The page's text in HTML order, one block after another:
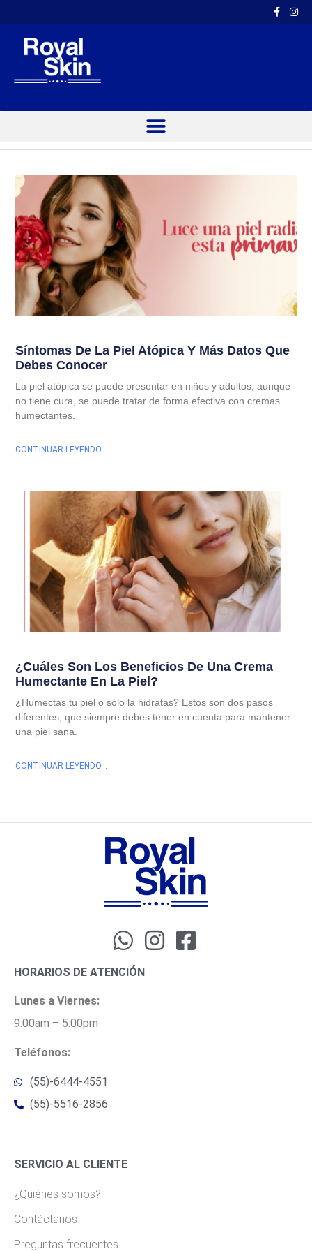
Síntomas De La Piel Atópica Y Más Datos Que
Debes Conocer
La piel atópica se puede presentar en niños y adultos, aunque
no tiene cura, se puede tratar de forma efectiva con cremas
humectantes.
CONTINUAR LEYENDO...
¿Cuáles Son Los Beneficios De Una Crema
Humectante En La Piel?
¿Humectas tu piel o sólo la hidratas? Estos son dos pasos
diferentes, que siempre debes tener en cuenta para mantener
una piel sana.
CONTINUAR LEYENDO...
HORARIOS DE ATENCIÓN
Lunes a Viernes:
9:00am – 5:00pm
Teléfonos:
(55)-6444-4551
(55)-5516-2856
SERVICIO AL CLIENTE
¿Quiénes somos?
Contáctanos
Preguntas frecuentes